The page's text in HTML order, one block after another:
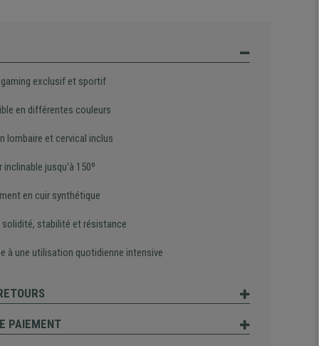
gaming exclusif et sportif
en différentes couleurs
lombaire et cervical inclus
inclinable jusqu'à 150º
en cuir synthétique
solidité, stabilité et résistance
à une utilisation quotidienne intensive
PAIEMENT